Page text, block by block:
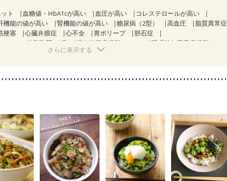
ト 血糖値・HbA1cが高い 血圧が高い
コレステロールが高い
機能の値が高い 腎機能の値が高い 糖尿病（2型） 高血圧
脂質異常症
梗塞 心臓弁膜症 心不全 胃ポリープ
胆石症
ルコール性脂肪肝 痔 過敏性腸症候群（IBS）
睡眠時無呼吸症候群
糖尿病性腎症（第３期）
）
妊婦健診・血圧が気になる（初期）
さらに表示する